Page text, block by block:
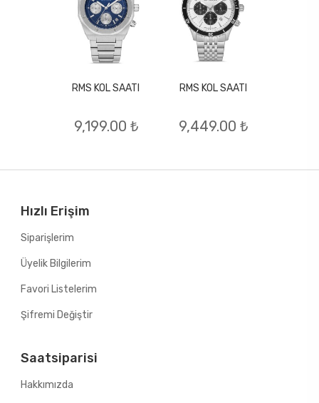
RMS KOL SAATI
9,199.00 ₺
RMS KOL SAATI
9,449.00 ₺
Hızlı Erişim
Siparişlerim
Üyelik Bilgilerim
Favori Listelerim
Şifremi Değiştir
Saatsiparisi
Hakkımızda